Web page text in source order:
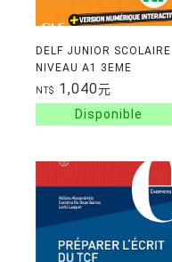
DELF JUNIOR SCOLAIRE
NIVEAU A1 3EME
EDITION
NT$ 1,040元